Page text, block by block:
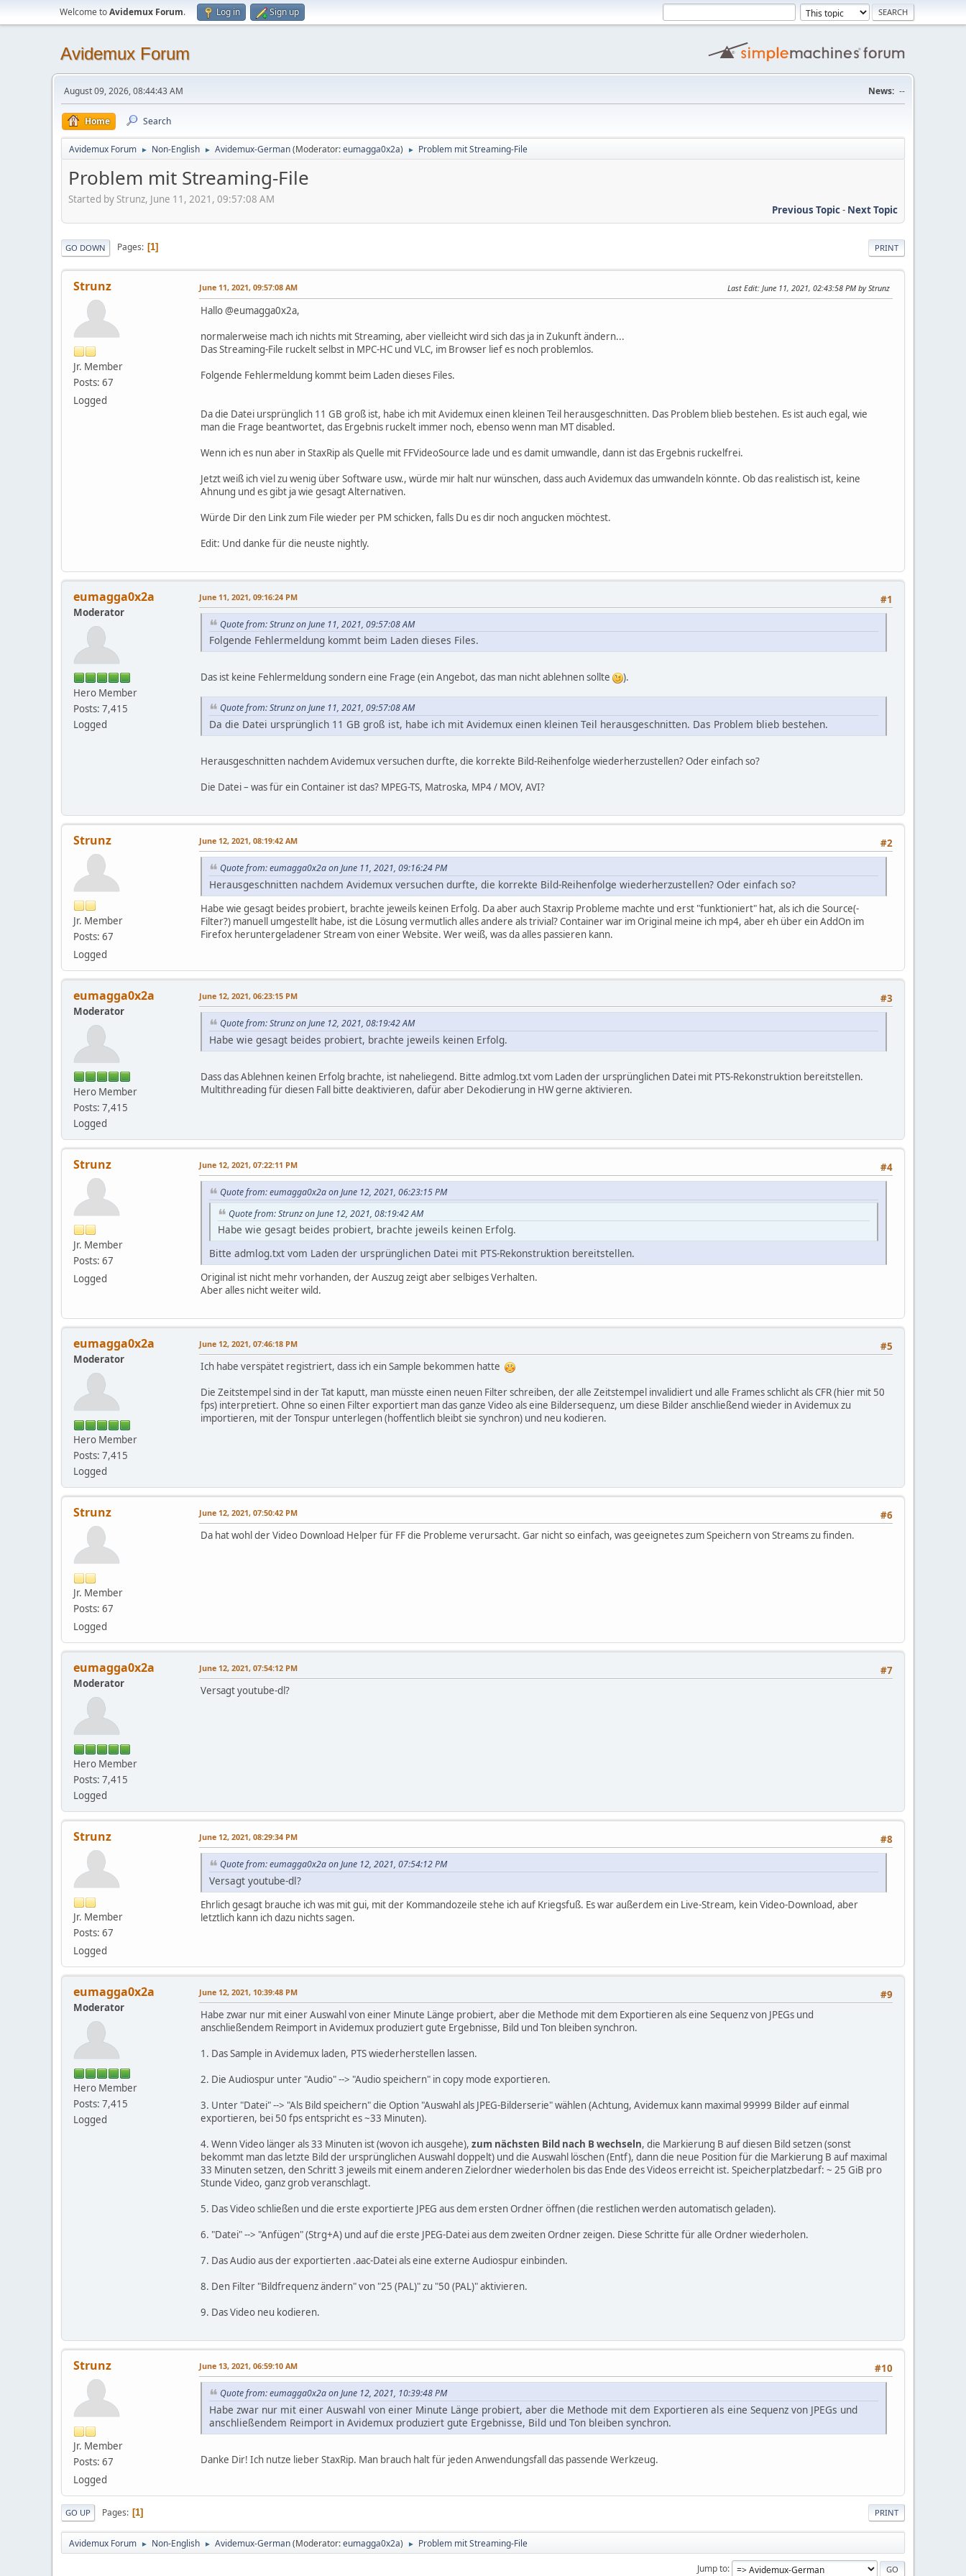
Welcome toAvidemux Forum. Log in Sign up
Avidemux Forum
August 09, 2026, 08:44:43 AM News: --
Home Search
Avidemux Forum ► Non-English ► Avidemux-German(Moderator:eumagga0x2a) ► Problem mit Streaming-File
Problem mit Streaming-File
Started by Strunz, June 11, 2021, 09:57:08 AM
Previous Topic- Next Topic
PRINT
GO DOWN Pages 1
Strunz
Jr. Member
Posts: 67
Logged
June 11, 2021, 09:57:08 AM Last Edit: June 11, 2021, 02:43:58 PM by Strunz
Hallo @eumagga0x2a,
normalerweise mach ich nichts mit Streaming, aber vielleicht wird sich das ja in Zukunft ändern...
Das Streaming-File ruckelt selbst in MPC-HC und VLC, im Browser lief es noch problemlos.
Folgende Fehlermeldung kommt beim Laden dieses Files.
Da die Datei ursprünglich 11 GB groß ist, habe ich mit Avidemux einen kleinen Teil herausgeschnitten. Das Problem blieb bestehen. Es ist auch egal, wie
man die Frage beantwortet, das Ergebnis ruckelt immer noch, ebenso wenn man MT disabled.
Wenn ich es nun aber in StaxRip als Quelle mit FFVideoSource lade und es damit umwandle, dann ist das Ergebnis ruckelfrei.
Jetzt weiß ich viel zu wenig über Software usw., würde mir halt nur wünschen, dass auch Avidemux das umwandeln könnte. Ob das realistisch ist, keine
Ahnung und es gibt ja wie gesagt Alternativen.
Würde Dir den Link zum File wieder per PM schicken, falls Du es dir noch angucken möchtest.
Edit: Und danke für die neuste nightly.
eumagga0x2a
Moderator
Hero Member
Posts: 7,415
Logged
#1
June 11, 2021, 09:16:24 PM
Quote from: Strunz on June 11, 2021, 09:57:08 AM
Folgende Fehlermeldung kommt beim Laden dieses Files.
Das ist keine Fehlermeldung sondern eine Frage (ein Angebot, das man nicht ablehnen sollte ).
Quote from: Strunz on June 11, 2021, 09:57:08 AM
Da die Datei ursprünglich 11 GB groß ist, habe ich mit Avidemux einen kleinen Teil herausgeschnitten. Das Problem blieb bestehen.
Herausgeschnitten nachdem Avidemux versuchen durfte, die korrekte Bild-Reihenfolge wiederherzustellen? Oder einfach so?
Die Datei – was für ein Container ist das? MPEG-TS, Matroska, MP4 / MOV, AVI?
Strunz
Jr. Member
Posts: 67
Logged
#2
June 12, 2021, 08:19:42 AM
Quote from: eumagga0x2a on June 11, 2021, 09:16:24 PM
Herausgeschnitten nachdem Avidemux versuchen durfte, die korrekte Bild-Reihenfolge wiederherzustellen? Oder einfach so?
Habe wie gesagt beides probiert, brachte jeweils keinen Erfolg. Da aber auch Staxrip Probleme machte und erst "funktioniert" hat, als ich die Source(-
Filter?) manuell umgestellt habe, ist die Lösung vermutlich alles andere als trivial? Container war im Original meine ich mp4, aber eh über ein AddOn im
Firefox heruntergeladener Stream von einer Website. Wer weiß, was da alles passieren kann.
eumagga0x2a
Moderator
Hero Member
Posts: 7,415
Logged
#3
June 12, 2021, 06:23:15 PM
Quote from: Strunz on June 12, 2021, 08:19:42 AM
Habe wie gesagt beides probiert, brachte jeweils keinen Erfolg.
Dass das Ablehnen keinen Erfolg brachte, ist naheliegend. Bitte admlog.txt vom Laden der ursprünglichen Datei mit PTS-Rekonstruktion bereitstellen.
Multithreading für diesen Fall bitte deaktivieren, dafür aber Dekodierung in HW gerne aktivieren.
Strunz
Jr. Member
Posts: 67
Logged
#4
June 12, 2021, 07:22:11 PM
Quote from: eumagga0x2a on June 12, 2021, 06:23:15 PM
Quote from: Strunz on June 12, 2021, 08:19:42 AM
Habe wie gesagt beides probiert, brachte jeweils keinen Erfolg.
Bitte admlog.txt vom Laden der ursprünglichen Datei mit PTS-Rekonstruktion bereitstellen.
Original ist nicht mehr vorhanden, der Auszug zeigt aber selbiges Verhalten.
Aber alles nicht weiter wild.
eumagga0x2a
Moderator
Hero Member
Posts: 7,415
Logged
#5
June 12, 2021, 07:46:18 PM
Ich habe verspätet registriert, dass ich ein Sample bekommen hatte
Die Zeitstempel sind in der Tat kaputt, man müsste einen neuen Filter schreiben, der alle Zeitstempel invalidiert und alle Frames schlicht als CFR (hier mit 50
fps) interpretiert. Ohne so einen Filter exportiert man das ganze Video als eine Bildersequenz, um diese Bilder anschließend wieder in Avidemux zu
importieren, mit der Tonspur unterlegen (hoffentlich bleibt sie synchron) und neu kodieren.
Strunz
Jr. Member
Posts: 67
Logged
#6
June 12, 2021, 07:50:42 PM
Da hat wohl der Video Download Helper für FF die Probleme verursacht. Gar nicht so einfach, was geeignetes zum Speichern von Streams zu finden.
eumagga0x2a
Moderator
Hero Member
Posts: 7,415
Logged
#7
June 12, 2021, 07:54:12 PM
Versagt youtube-dl?
Strunz
Jr. Member
Posts: 67
Logged
#8
June 12, 2021, 08:29:34 PM
Quote from: eumagga0x2a on June 12, 2021, 07:54:12 PM
Versagt youtube-dl?
Ehrlich gesagt brauche ich was mit gui, mit der Kommandozeile stehe ich auf Kriegsfuß. Es war außerdem ein Live-Stream, kein Video-Download, aber
letztlich kann ich dazu nichts sagen.
eumagga0x2a
Moderator
Hero Member
Posts: 7,415
Logged
#9
June 12, 2021, 10:39:48 PM
Habe zwar nur mit einer Auswahl von einer Minute Länge probiert, aber die Methode mit dem Exportieren als eine Sequenz von JPEGs und
anschließendem Reimport in Avidemux produziert gute Ergebnisse, Bild und Ton bleiben synchron.
1. Das Sample in Avidemux laden, PTS wiederherstellen lassen.
2. Die Audiospur unter "Audio" --> "Audio speichern" in copy mode exportieren.
3. Unter "Datei" --> "Als Bild speichern" die Option "Auswahl als JPEG-Bilderserie" wählen (Achtung, Avidemux kann maximal 99999 Bilder auf einmal
exportieren, bei 50 fps entspricht es ~33 Minuten).
4. Wenn Video länger als 33 Minuten ist (wovon ich ausgehe), zum nächsten Bild nach B wechseln, die Markierung B auf diesen Bild setzen (sonst
bekommt man das letzte Bild der ursprünglichen Auswahl doppelt) und die Auswahl löschen (Entf), dann die neue Position für die Markierung B auf maximal
33 Minuten setzen, den Schritt 3 jeweils mit einem anderen Zielordner wiederholen bis das Ende des Videos erreicht ist. Speicherplatzbedarf: ~ 25 GiB pro
Stunde Video, ganz grob veranschlagt.
5. Das Video schließen und die erste exportierte JPEG aus dem ersten Ordner öffnen (die restlichen werden automatisch geladen).
6. "Datei" --> "Anfügen" (Strg+A) und auf die erste JPEG-Datei aus dem zweiten Ordner zeigen. Diese Schritte für alle Ordner wiederholen.
7. Das Audio aus der exportierten .aac-Datei als eine externe Audiospur einbinden.
8. Den Filter "Bildfrequenz ändern" von "25 (PAL)" zu "50 (PAL)" aktivieren.
9. Das Video neu kodieren.
Strunz
Jr. Member
Posts: 67
Logged
#10
June 13, 2021, 06:59:10 AM
Quote from: eumagga0x2a on June 12, 2021, 10:39:48 PM
Habe zwar nur mit einer Auswahl von einer Minute Länge probiert, aber die Methode mit dem Exportieren als eine Sequenz von JPEGs und
anschließendem Reimport in Avidemux produziert gute Ergebnisse, Bild und Ton bleiben synchron.
Danke Dir! Ich nutze lieber StaxRip. Man brauch halt für jeden Anwendungsfall das passende Werkzeug.
PRINT
GO UP Pages 1
Avidemux Forum ► Non-English ► Avidemux-German(Moderator:eumagga0x2a) ► Problem mit Streaming-File
Jump to